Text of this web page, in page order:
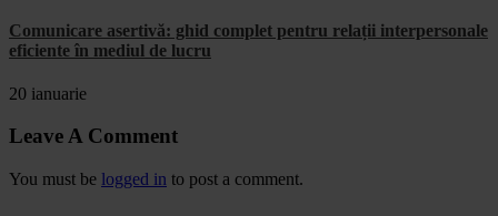
Comunicare asertivă: ghid complet pentru relații interpersonale
eficiente în mediul de lucru
20 ianuarie
Leave A Comment
You must be logged in to post a comment.